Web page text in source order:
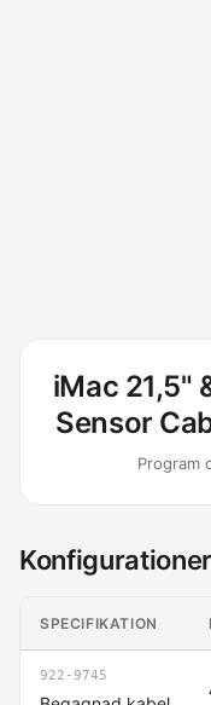
iMac 21,5"
Sensor
Program
Konfigurationer
SPECIFIKATION
922-9745